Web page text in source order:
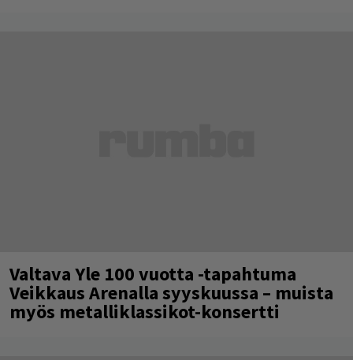
Valtava Yle 100 vuotta -tapahtuma
Veikkaus Arenalla syyskuussa – muista
myös metalliklassikot-konsertti